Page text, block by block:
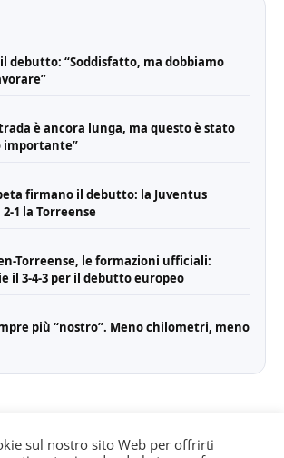
debutto: “Soddisfatto, ma dobbiamo
è ancora lunga, ma questo è stato
importante”
firmano il debutto: la Juventus
1 la Torreense
Torreense, le formazioni ufficiali:
il 3-4-3 per il debutto europeo
più “nostro”. Meno chilometri, meno
sul nostro sito Web per offrirti